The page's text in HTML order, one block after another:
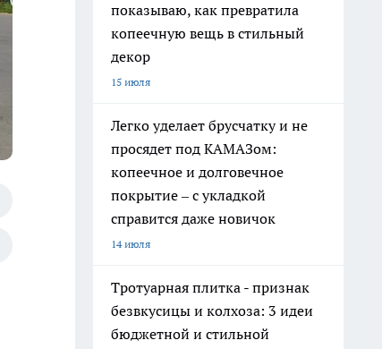
показываю, как превратила
копеечную вещь в стильный
декор
15 июля
Легко уделает брусчатку и не
просядет под КАМАЗом:
копеечное и долговечное
покрытие – с укладкой
справится даже новичок
14 июля
Тротуарная плитка - признак
безвкусицы и колхоза: 3 идеи
бюджетной и стильной